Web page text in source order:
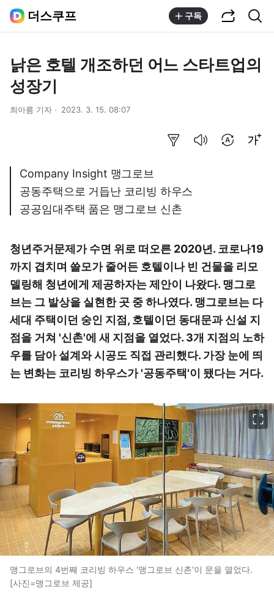
더스쿠프 구독
낡은 호텔 개조하던 어느 스타트업의
성장기
최아름 기자 2023. 3. 15. 08:07
Company Insight 맹그로브
공동주택으로 거듭난 코리빙 하우스
공공임대주택 품은 맹그로브 신촌
청년주거문제가 수면 위로 떠오른 2020년. 코로나19
까지 겹치며 쓸모가 줄어든 호텔이나 빈 건물을 리모
델링해 청년에게 제공하자는 제안이 나왔다. 맹그로
브는 그 발상을 실현한 곳 중 하나였다. 맹그로브는 다
세대 주택이던 숭인 지점, 호텔이던 동대문과 신설 지
점을 거쳐 '신촌'에 새 지점을 열었다. 3개 지점의 노하
우를 담아 설계와 시공도 직접 관리했다. 가장 눈에 띄
는 변화는 코리빙 하우스가 '공동주택'이 됐다는 거다.
맹그로브의 4번째 코리빙 하우스 '맹그로브 신촌'이 문을 열었다.
[사진=맹그로브 제공]